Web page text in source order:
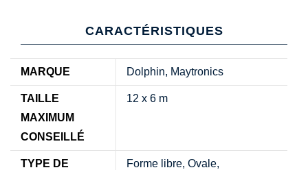
CARACTÉRISTIQUES
MARQUE Dolphin, Maytronics
TAILLE
MAXIMUM
CONSEILLÉ
12 x 6 m
TYPE DE
Forme libre, Ovale,